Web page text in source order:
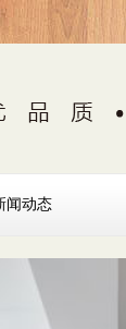
闻动态